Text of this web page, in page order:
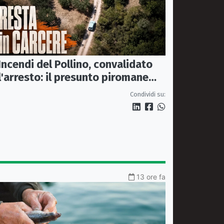
del Pollino, convalidato
il presunto piromane
Condividi su:
13 ore fa